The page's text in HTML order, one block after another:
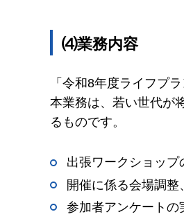
⑷業務内容
「令和8年度ライフプ
本業務は、若い世代が
るものです。
出張ワークショップ
開催に係る会場調
参加者アンケート